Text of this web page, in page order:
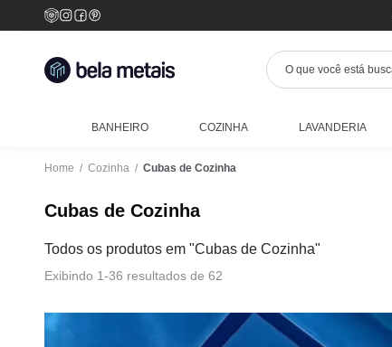
BANHEIRO COZINHA LAVANDERIA
Home / Cozinha / Cubas de Cozinha
Cubas de Cozinha
Todos os produtos em "Cubas de Cozinha"
Exibindo 1-36 resultados de 62